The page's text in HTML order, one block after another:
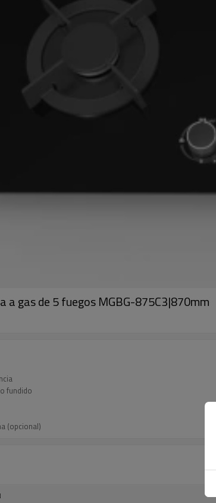
a gas de 5 fuegos MGBG-875C3|870mm
fundido
(opcional)